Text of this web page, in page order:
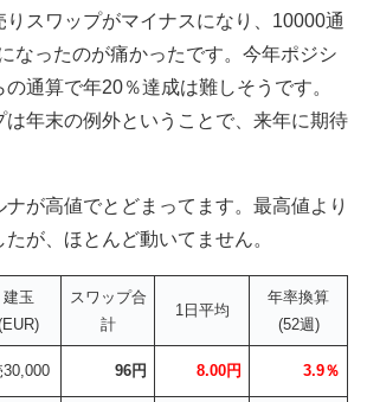
りスワップがマイナスになり、10000通
なったのが痛かったです。今年ポジシ
の通算で年20％達成は難しそうです。
は年末の例外ということで、来年に期待
が高値でとどまってます。最高値より
が、ほとんど動いてません。
建玉
スワップ合
計
1日平均
年率換算
(52週)
30,000 96円 8.00円 3.9％